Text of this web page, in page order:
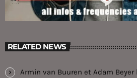
RELATED NEWS
Armin van Buuren et Adam